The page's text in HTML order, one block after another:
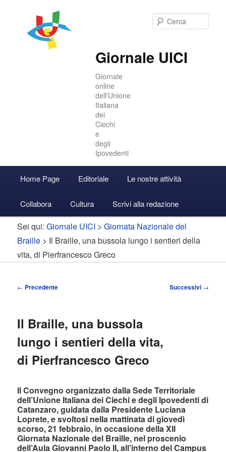
Giornale UICI
Giornale
online
dell'Unione
Italiana
dei
Ciechi
e
degli
Ipovedenti
principale
Vai
al
contenuto
principale
Vai
al
contenuto
secondario
Accedi
Home Page Editoriale Le nostre attività
Collabora Cultura Scrivi alla redazione
Sei qui:Giornale UICI >Giornata Nazionale del
Braille > Il Braille, una bussola lungo i sentieri della
vita, di Pierfrancesco Greco
Navigazione
← Precedente Successivi →
Il Braille, una bussola
lungo i sentieri della vita,
di Pierfrancesco Greco
Il Convegno organizzato dalla Sede Territoriale
dell’Unione Italiana dei Ciechi e degli Ipovedenti di
Catanzaro, guidata dalla Presidente Luciana
Loprete, e svoltosi nella mattinata di giovedì
scorso, 21 febbraio, in occasione della XII
Giornata Nazionale del Braille, nel proscenio
dell’Aula Giovanni Paolo II, all’interno del Campus